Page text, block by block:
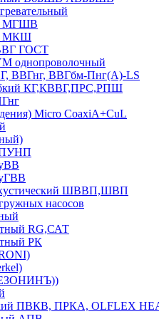
МГШВ
МКШ
ГОСТ
однопроволочный
ВВГнг, ВВГбм-Пнг(А)-LS
КГ,КВВГ,ПРС,РПШ
Micro CoaxiA+CuL
ШВВП,ШВП
насосов
RG,САТ
РК
ПВКВ, ПРКА, OLFLEX